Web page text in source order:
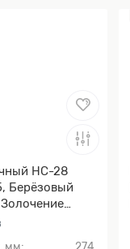
НС-28
Берёзовый
и тыльника)